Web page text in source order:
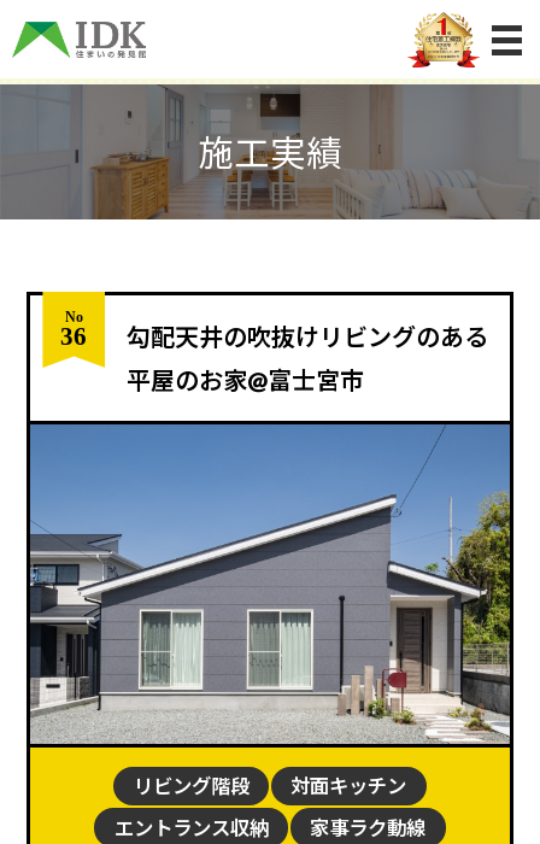
施工実績
No
36
勾配天井の吹抜けリビングのある
平屋のお家@富士宮市
リビング階段
対面キッチン
エントランス収納
家事ラク動線